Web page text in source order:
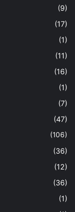
(9)
(17)
(1)
(11)
(16)
(1)
(7)
(47)
(106)
(36)
(12)
(36)
(1)